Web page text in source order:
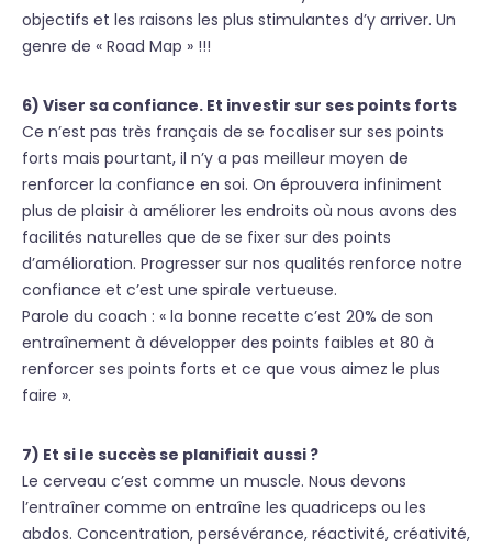
objectifs et les raisons les plus stimulantes d’y arriver. Un
genre de « Road Map » !!!
6) Viser sa confiance. Et investir sur ses points forts
Ce n’est pas très français de se focaliser sur ses points
forts mais pourtant, il n’y a pas meilleur moyen de
renforcer la confiance en soi. On éprouvera infiniment
plus de plaisir à améliorer les endroits où nous avons des
facilités naturelles que de se fixer sur des points
d’amélioration. Progresser sur nos qualités renforce notre
confiance et c’est une spirale vertueuse.
Parole du coach : « la bonne recette c’est 20% de son
entraînement à développer des points faibles et 80 à
renforcer ses points forts et ce que vous aimez le plus
faire ».
7) Et si le succès se planifiait aussi ?
Le cerveau c’est comme un muscle. Nous devons
l’entraîner comme on entraîne les quadriceps ou les
abdos. Concentration, persévérance, réactivité, créativité,